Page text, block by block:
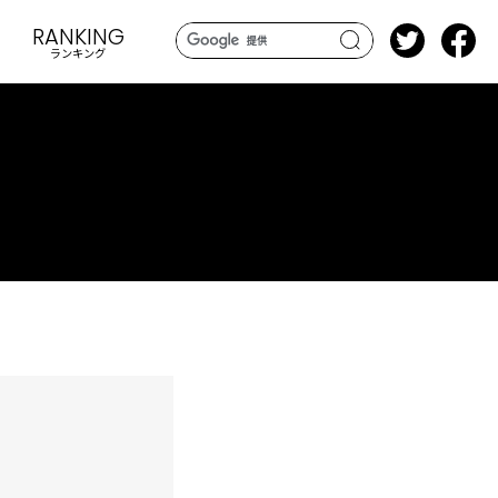
search
RANKING
ランキング